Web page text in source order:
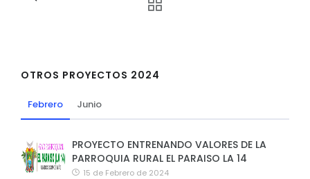
OTROS PROYECTOS 2024
Febrero Junio
PROYECTO ENTRENANDO VALORES DE LA
PARROQUIA RURAL EL PARAISO LA 14
15 de Febrero de 2024